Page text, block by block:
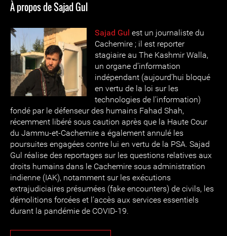
À propos de Sajad Gul
Sajad Gul est un journaliste du
Cachemire ; il est reporter
stagiaire au The Kashmir Walla,
un organe d’information
indépendant (aujourd’hui bloqué
en vertu de la loi sur les
technologies de l’information)
fondé par le défenseur des humains Fahad Shah,
récemment libéré sous caution après que la Haute Cour
du Jammu-et-Cachemire a également annulé les
poursuites engagées contre lui en vertu de la PSA. Sajad
Gul réalise des reportages sur les questions relatives aux
droits humains dans le Cachemire sous administration
indienne (IAK), notamment sur les exécutions
extrajudiciaires présumées (fake encounters) de civils, les
démolitions forcées et l’accès aux services essentiels
durant la pandémie de COVID-19.